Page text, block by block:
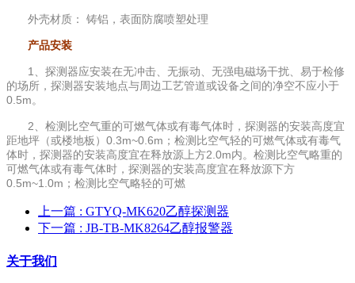
外壳材质： 铸铝，表面防腐喷塑处理
产品安装
1、探测器应安装在无冲击、无振动、无强电磁场干扰、易于检修
的场所，探测器安装地点与周边工艺管道或设备之间的净空不应小于
0.5m。
2、检测比空气重的可燃气体或有毒气体时，探测器的安装高度宜
距地坪（或楼地板）0.3m~0.6m；检测比空气轻的可燃气体或有毒气
体时，探测器的安装高度宜在释放源上方2.0m内。检测比空气略重的
可燃气体或有毒气体时，探测器的安装高度宜在释放源下方
0.5m~1.0m；检测比空气略轻的可燃
上一篇 : GTYQ-MK620乙醇探测器
下一篇 : JB-TB-MK8264乙醇报警器
关于我们